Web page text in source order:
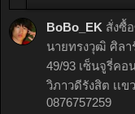
BoBo_EK สั่งซื้
นายทรงวุฒิ ศิลา
49/93 เซ็นจูรี่คอ
วิภาวดีรังสิต เเ
0876757259